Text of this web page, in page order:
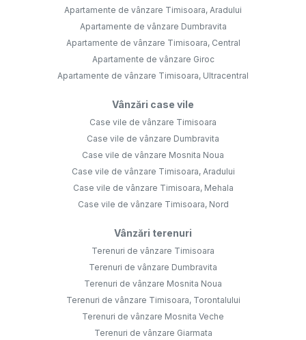
Apartamente de vânzare Timisoara, Aradului
Apartamente de vânzare Dumbravita
Apartamente de vânzare Timisoara, Central
Apartamente de vânzare Giroc
Apartamente de vânzare Timisoara, Ultracentral
Vânzări case vile
Case vile de vânzare Timisoara
Case vile de vânzare Dumbravita
Case vile de vânzare Mosnita Noua
Case vile de vânzare Timisoara, Aradului
Case vile de vânzare Timisoara, Mehala
Case vile de vânzare Timisoara, Nord
Vânzări terenuri
Terenuri de vânzare Timisoara
Terenuri de vânzare Dumbravita
Terenuri de vânzare Mosnita Noua
Terenuri de vânzare Timisoara, Torontalului
Terenuri de vânzare Mosnita Veche
Terenuri de vânzare Giarmata